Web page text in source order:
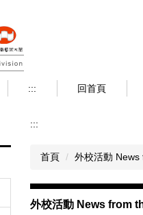
::: 回首頁
:::
首頁 外校活動
外校活動 News from